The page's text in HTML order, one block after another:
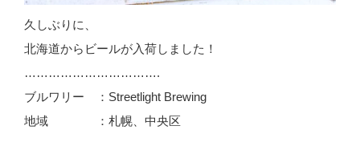
久しぶりに、
北海道からビールが入荷しました！
…………………………….
ブルワリー ：Streetlight Brewing
地域 ：札幌、中央区